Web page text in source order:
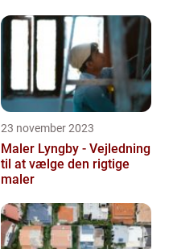
23 november 2023
Maler Lyngby - Vejledning
til at vælge den rigtige
maler